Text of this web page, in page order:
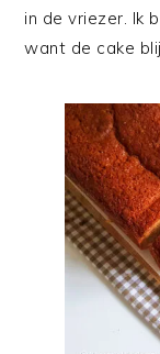
in de vriezer. Ik
want de cake